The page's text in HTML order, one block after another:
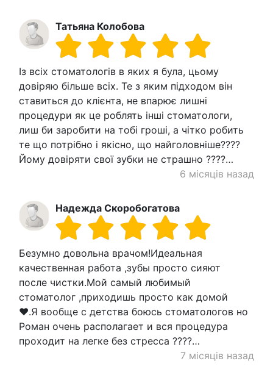
Татьяна Колобова
Із всіх стоматологів в яких я була, цьому
довіряю більше всіх. Те з яким підходом він
ставиться до клієнта, не впарює лишні
процедури як це роблять інші стоматологи,
лиш би заробити на тобі гроші, а чітко робить
те що потрібно і якісно, що найголовніше????
Йому довіряти свої зубки не страшно ????…
6 місяців назад
Надежда Скоробогатова
Безумно довольна врачом!Идеальная
качественная работа ,зубы просто сияют
после чистки.Мой самый любимый
стоматолог ,приходишь просто как домой
❤️.Я вообще с детства боюсь стоматологов но
Роман очень располагает и вся процедура
проходит на легке без стресса ????…
7 місяців назад